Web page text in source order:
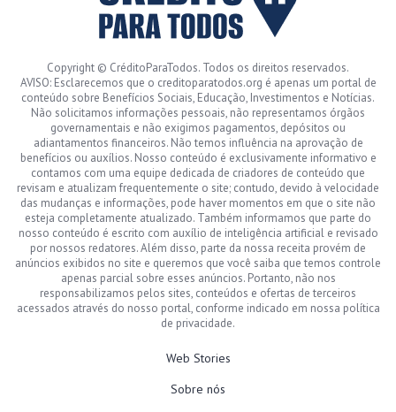
Copyright © CréditoParaTodos. Todos os direitos reservados.
AVISO: Esclarecemos que o creditoparatodos.org é apenas um portal de
conteúdo sobre Benefícios Sociais, Educação, Investimentos e Notícias.
Não solicitamos informações pessoais, não representamos órgãos
governamentais e não exigimos pagamentos, depósitos ou
adiantamentos financeiros. Não temos influência na aprovação de
benefícios ou auxílios. Nosso conteúdo é exclusivamente informativo e
contamos com uma equipe dedicada de criadores de conteúdo que
revisam e atualizam frequentemente o site; contudo, devido à velocidade
das mudanças e informações, pode haver momentos em que o site não
esteja completamente atualizado. Também informamos que parte do
nosso conteúdo é escrito com auxílio de inteligência artificial e revisado
por nossos redatores. Além disso, parte da nossa receita provém de
anúncios exibidos no site e queremos que você saiba que temos controle
apenas parcial sobre esses anúncios. Portanto, não nos
responsabilizamos pelos sites, conteúdos e ofertas de terceiros
acessados através do nosso portal, conforme indicado em nossa política
de privacidade.
Web Stories
Sobre nós